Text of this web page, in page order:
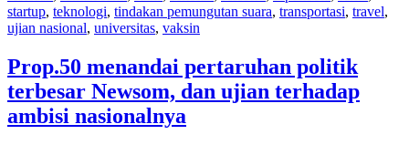
startup, teknologi, tindakan pemungutan suara, transportasi, travel,
ujian nasional, universitas, vaksin
Prop.50 menandai pertaruhan politik
terbesar Newsom, dan ujian terhadap
ambisi nasionalnya